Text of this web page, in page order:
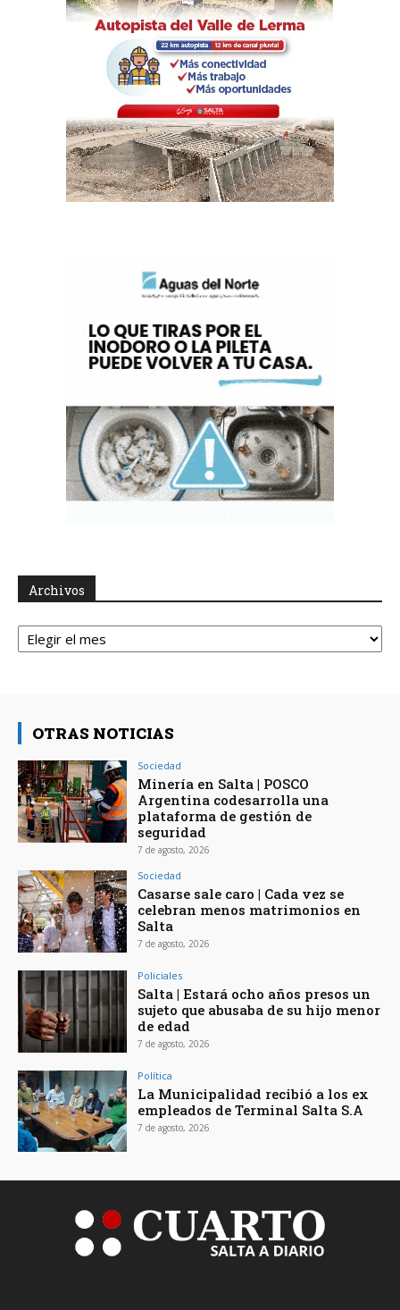
Archivos
Archivos
OTRAS NOTICIAS
Sociedad
Minería en Salta | POSCO
Argentina codesarrolla una
plataforma de gestión de
seguridad
7 de agosto, 2026
Sociedad
Casarse sale caro | Cada vez se
celebran menos matrimonios en
Salta
7 de agosto, 2026
Policiales
Salta | Estará ocho años presos un
sujeto que abusaba de su hijo menor
de edad
7 de agosto, 2026
Política
La Municipalidad recibió a los ex
empleados de Terminal Salta S.A
7 de agosto, 2026